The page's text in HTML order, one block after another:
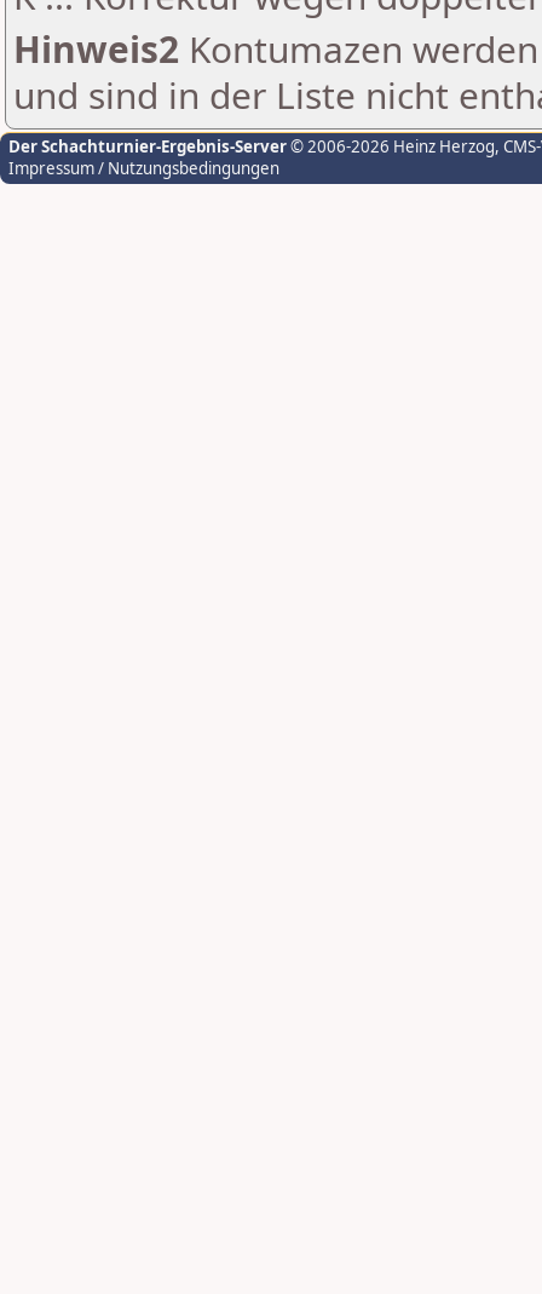
Hinweis2 Kontumazen
und sind in der Liste nicht
Der Schachturnier-Ergebnis-Server© 2006-2026 Heinz Herzog,
Impressum / Nutzungsbedingungen